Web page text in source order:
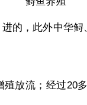
的，此外中华鲟
放流；经过20